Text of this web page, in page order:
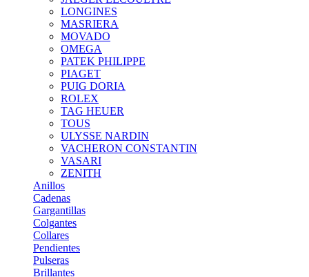
LONGINES
MASRIERA
MOVADO
OMEGA
PATEK PHILIPPE
PIAGET
PUIG DORIA
ROLEX
TAG HEUER
TOUS
ULYSSE NARDIN
VACHERON CONSTANTIN
VASARI
ZENITH
Anillos
Cadenas
Gargantillas
Colgantes
Collares
Pendientes
Pulseras
Brillantes